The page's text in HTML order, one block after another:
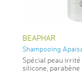
BEAPHAR
Shampooing
Spécial peau
silicone, parabène